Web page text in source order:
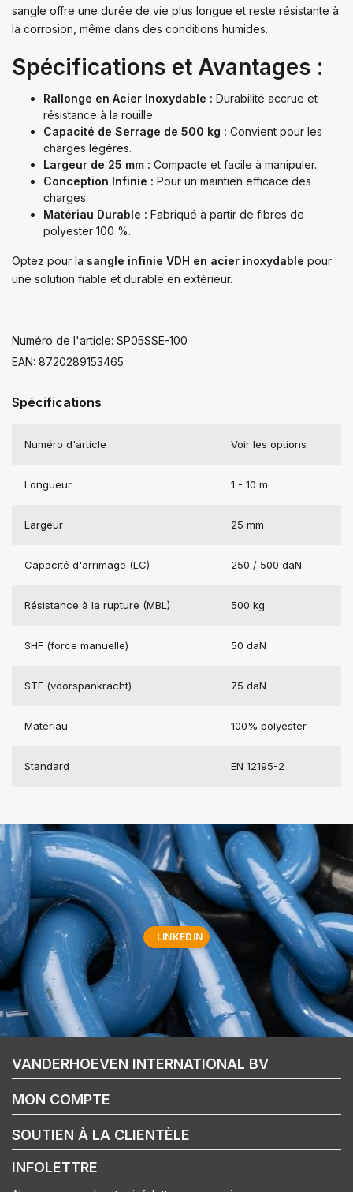
sangle offre une durée de vie plus longue et reste résistante à
la corrosion, même dans des conditions humides.
Spécifications et Avantages :
Rallonge en Acier Inoxydable : Durabilité accrue et
résistance à la rouille.
Capacité de Serrage de 500 kg : Convient pour les
charges légères.
Largeur de 25 mm : Compacte et facile à manipuler.
Conception Infinie : Pour un maintien efficace des
charges.
Matériau Durable : Fabriqué à partir de fibres de
polyester 100 %.
Optez pour la sangle infinie VDH en acier inoxydable pour
une solution fiable et durable en extérieur.
Numéro de l'article: SP05SSE-100
EAN: 8720289153465
Spécifications
Numéro d'article Voir les options
Longueur 1 - 10 m
Largeur 25 mm
Capacité d'arrimage (LC) 250 / 500 daN
Résistance à la rupture (MBL) 500 kg
SHF (force manuelle) 50 daN
STF (voorspankracht) 75 daN
Matériau 100% polyester
Standard EN 12195-2
LINKEDIN
VANDERHOEVEN INTERNATIONAL BV
MON COMPTE
SOUTIEN À LA CLIENTÈLE
INFOLETTRE